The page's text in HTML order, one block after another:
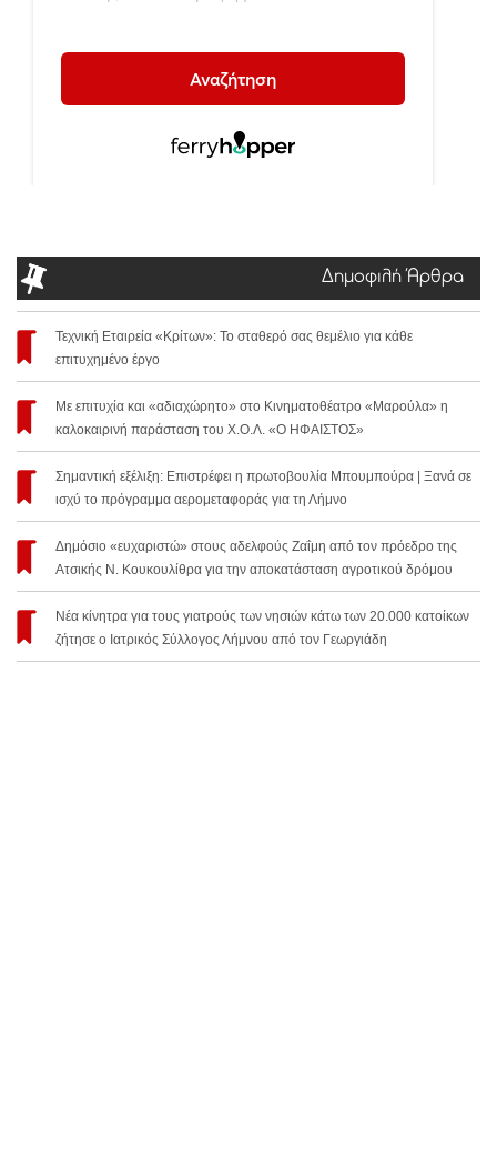
Δημοφιλή Άρθρα
Τεχνική Εταιρεία «Κρίτων»: Το σταθερό σας θεμέλιο για κάθε
επιτυχημένο έργο
Με επιτυχία και «αδιαχώρητο» στο Κινηματοθέατρο «Μαρούλα» η
καλοκαιρινή παράσταση του Χ.Ο.Λ. «Ο ΗΦΑΙΣΤΟΣ»
Σημαντική εξέλιξη: Επιστρέφει η πρωτοβουλία Μπουμπούρα | Ξανά σε
ισχύ το πρόγραμμα αερομεταφοράς για τη Λήμνο
Δημόσιο «ευχαριστώ» στους αδελφούς Ζαΐμη από τον πρόεδρο της
Ατσικής Ν. Κουκουλίθρα για την αποκατάσταση αγροτικού δρόμου
Νέα κίνητρα για τους γιατρούς των νησιών κάτω των 20.000 κατοίκων
ζήτησε ο Ιατρικός Σύλλογος Λήμνου από τον Γεωργιάδη